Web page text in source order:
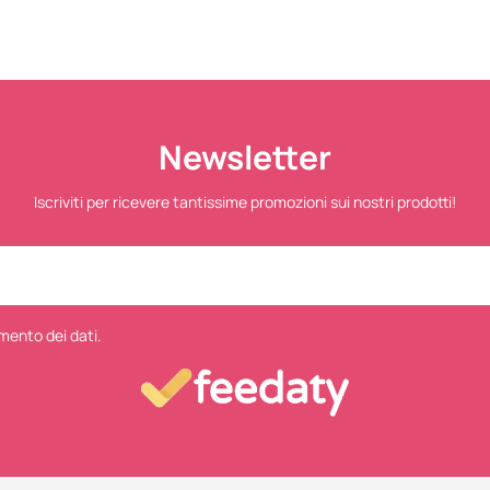
Newsletter
Iscriviti per ricevere tantissime promozioni sui nostri prodotti!
dei dati.